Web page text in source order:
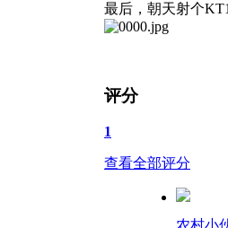
最后，朝天射个
评分
1
查看全部评分